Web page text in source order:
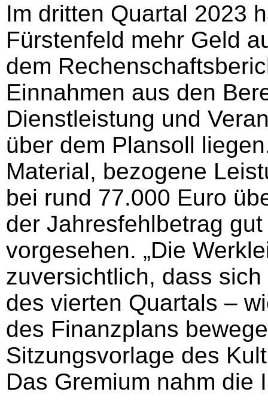
Im dritten Quartal 2023
Fürstenfeld mehr Geld
dem
Einnahmen aus den
Dienstleistung und
über dem Plansoll
Material, bezogene
bei rund 77.000 Euro
der Jahresfehlbetrag
vorgesehen. „Die
zuversichtlich, dass
des vierten Quartals –
des Finanzplans
Sitzungsvorlage des
Das Gremium nahm die